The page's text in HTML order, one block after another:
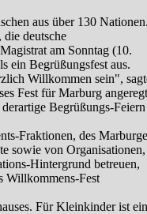
aus über 130
die deutsche
am Sonntag (10.
ein Begrüßungsfest aus.
Willkommen sein",
Fest für Marburg
Begrüßungs-Feiern
Fraktionen, des
sowie von Organisationen,
Hintergrund betreuen,
Willkommens-Fest
Für Kleinkinder ist